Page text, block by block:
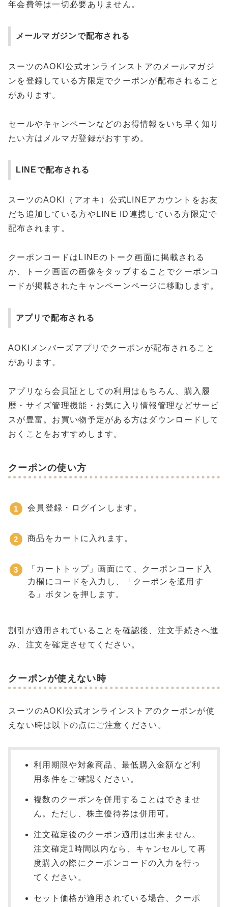
年会費等は一切必要ありません。
メールマガジンで配布される
スーツのAOKI公式オンラインストアのメールマガジ
ンを登録している方限定でクーポンが配布されること
があります。
セールやキャンペーンなどのお得情報をいち早く知り
たい方はメルマガ登録がおすすめ。
LINEで配布される
スーツのAOKI（アオキ）公式LINEアカウントをお友
だち追加している方やLINE ID連携している方限定で
配布されます。
クーポンコードはLINEのトーク画面に掲載される
か、トーク画面の画像をタップすることでクーポンコ
ードが掲載されたキャンペーンページに移動します。
アプリで配布される
AOKIメンバーズアプリでクーポンが配布されること
があります。
アプリなら会員証としての利用はもちろん、購入履
歴・サイズ管理機能・お気に入り情報管理などサービ
スが豊富。お買い物予定がある方はダウンロードして
おくことをおすすめします。
クーポンの使い方
会員登録・ログインします。
商品をカートに入れます。
「カートトップ」画面にて、クーポンコード入
力欄にコードを入力し、「クーポンを適用す
る」ボタンを押します。
割引が適用されていることを確認後、注文手続きへ進
み、注文を確定させてください。
クーポンが使えない時
スーツのAOKI公式オンラインストアのクーポンが使
えない時は以下の点にご注意ください。
利用期限や対象商品、最低購入金額など利
用条件をご確認ください。
複数のクーポンを併用することはできませ
ん。ただし、株主優待券は併用可。
注文確定後のクーポン適用は出来ません。
注文確定1時間以内なら、キャンセルして再
度購入の際にクーポンコードの入力を行っ
てください。
セット価格が適用されている場合、クーポ